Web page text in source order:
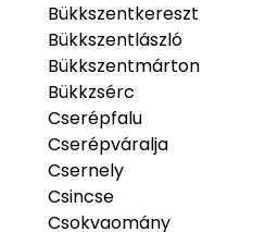
Bükkszentkereszt
Bükkszentlászló
Bükkszentmárton
Bükkzsérc
Cserépfalu
Cserépváralja
Csernely
Csincse
Csokvaomány